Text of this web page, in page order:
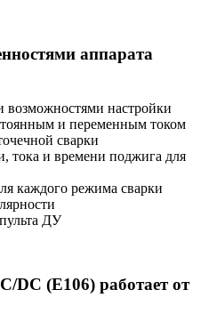
аппарата
настройки
и переменным током
сварки
тока и времени поджига для
каждого режима сварки
ДУ
DC (E106) работает от